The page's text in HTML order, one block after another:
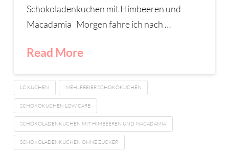
Schokoladenkuchen mit Himbeeren und
Macadamia Morgen fahre ich nach …
Read More
LC KUCHEN MEHLFREIER SCHOKOKUCHEN
SCHOKOKUCHEN LOW CARB
SCHOKOLADENKUCHEN MIT HIMBEEREN UND MACADAMIA
SCHOKOLADENKUCHEN OHNE ZUCKER